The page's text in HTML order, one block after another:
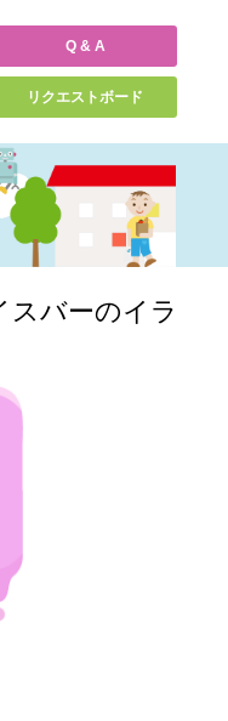
Q & A
リクエストボード
スバーのイラ